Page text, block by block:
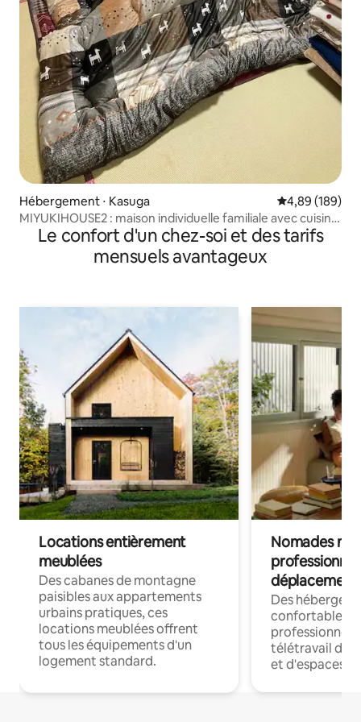
Hébergement ⋅ Kasuga Évaluation
4,89 (189)
MIYUKIHOUSE2 : maison individuelle familiale avec cuisine,
pour 8 personnes maximum, Wi-Fi gratuit, parking et
équipements complets, bon rapport qualité-prix
Le confort d'un chez-soi et des tarifs
mensuels avantageux
Locations entièrement
meublées
Des cabanes de montagne
paisibles aux appartements
urbains pratiques, ces
locations meublées offrent
tous les équipements d'un
logement standard.
Nomades
déplacement
Des
confortables
professionnels
télétravail
et d'espaces